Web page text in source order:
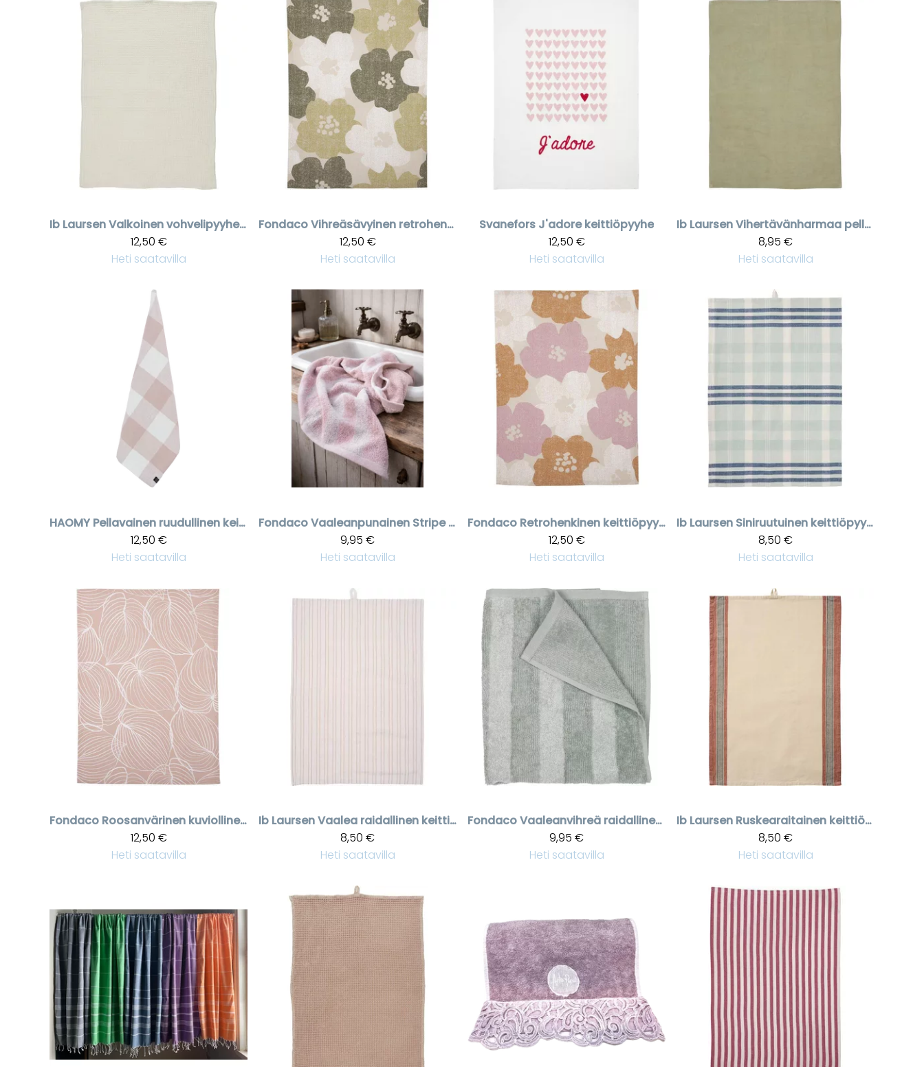
Ib Laursen
Valkoinen vohvelipyyhe 50 * 70 cm
12,50 €
Heti saatavilla
Fondaco
Vihreäsävyinen retrohenkinen kukallinen keittiöpyyhe
12,50 €
Heti saatavilla
Svanefors J'adore keittiöpyyhe
12,50 €
Heti saatavilla
Ib Laursen
Vihertävänharmaa pellavapyyhe Freja, 50 * 70 cm
8,95 €
Heti saatavilla
HAOMY
Pellavainen ruudullinen keittiöpyyhe Palma
12,50 €
Heti saatavilla
Fondaco
Vaaleanpunainen Stripe froteepyyhe 50*70 cm
9,95 €
Heti saatavilla
Fondaco
Retrohenkinen keittiöpyyhe kukkakuviolla
12,50 €
Heti saatavilla
Ib Laursen
Siniruutuinen keittiöpyyhe Lucy
8,50 €
Heti saatavilla
Fondaco
Roosanvärinen kuviollinen keittöpyyhe 50 * 70 cm
12,50 €
Heti saatavilla
Ib Laursen
Vaalea raidallinen keittiöpyyhe Liam
8,50 €
Heti saatavilla
Fondaco
Vaaleanvihreä raidallinen froteepyyhe Stripe
9,95 €
Heti saatavilla
Ib Laursen
Ruskearaitainen keittiöpyyhe Walter
8,50 €
Heti saatavilla